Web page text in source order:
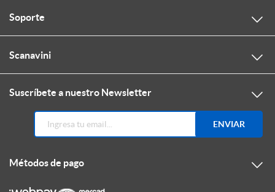
Soporte
Scanavini
Suscríbete a nuestro Newsletter
ENVIAR
Métodos de pago